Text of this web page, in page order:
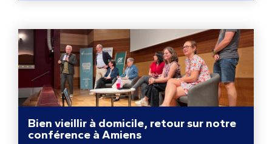
Bien vieillir à domicile, retour sur notre
conférence à Amiens